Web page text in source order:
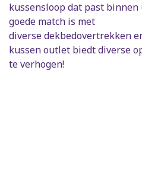
kussensloop dat past
goede match is met
diverse dekbedovertrekken
kussen outlet biedt diverse
te verhogen!